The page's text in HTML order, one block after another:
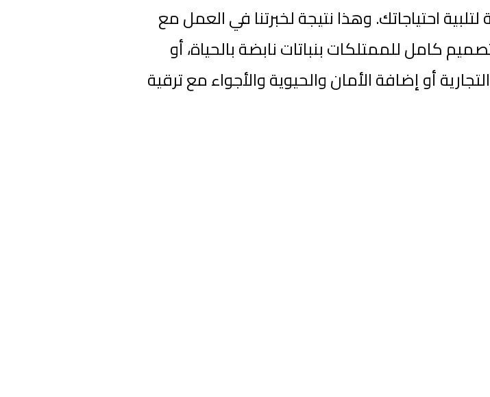
احتياجاتك. وهذا نتيجة لخبرتنا في العمل مع
كامل للممتلكات بنباتات نابضة بالحياة، أو
أو إضافة الأمان والحيوية والأجواء مع ترقية